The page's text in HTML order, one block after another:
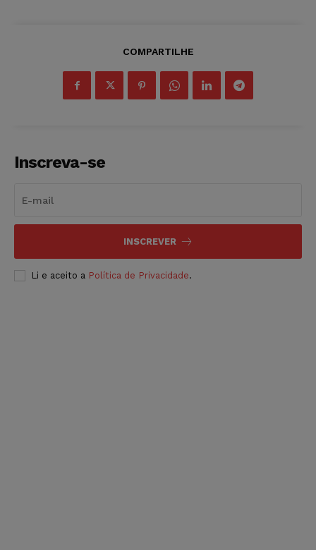
COMPARTILHE
Inscreva-se
INSCREVER
Li e aceito a Política de Privacidade.